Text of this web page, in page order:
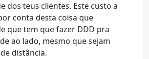
dos teus clientes. Este custo a
conta desta coisa que
que tem que fazer DDD pra
ao lado, mesmo que sejam
distância.